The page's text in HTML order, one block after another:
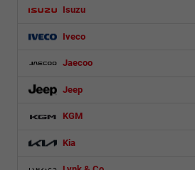
Isuzu
Iveco
Jaecoo
Jeep
KGM
Kia